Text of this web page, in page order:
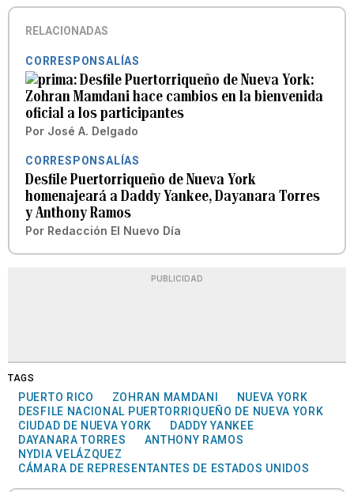
RELACIONADAS
CORRESPONSALÍAS
Desfile Puertorriqueño de Nueva York:
Zohran Mamdani hace cambios en la bienvenida
oficial a los participantes
Por José A. Delgado
CORRESPONSALÍAS
Desfile Puertorriqueño de Nueva York
homenajeará a Daddy Yankee, Dayanara Torres
y Anthony Ramos
Por Redacción El Nuevo Día
PUBLICIDAD
TAGS
PUERTO RICO ZOHRAN MAMDANI
NUEVA YORK
DESFILE NACIONAL PUERTORRIQUEÑO DE NUEVA YORK
CIUDAD DE NUEVA YORK
DADDY YANKEE
DAYANARA TORRES
ANTHONY RAMOS
NYDIA VELÁZQUEZ
CÁMARA DE REPRESENTANTES DE ESTADOS UNIDOS